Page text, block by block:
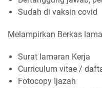
Sudah di vaksin covid
Melampirkan Berkas
Surat lamaran Kerja
Curriculum vitae /
Fotocopy Ijazah